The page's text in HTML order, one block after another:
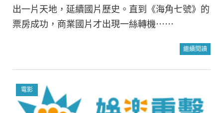
出一片天地，延續國片歷史。直到《海角七號》的
票房成功，商業國片才出現一絲轉機⋯⋯
繼續閱讀
電影